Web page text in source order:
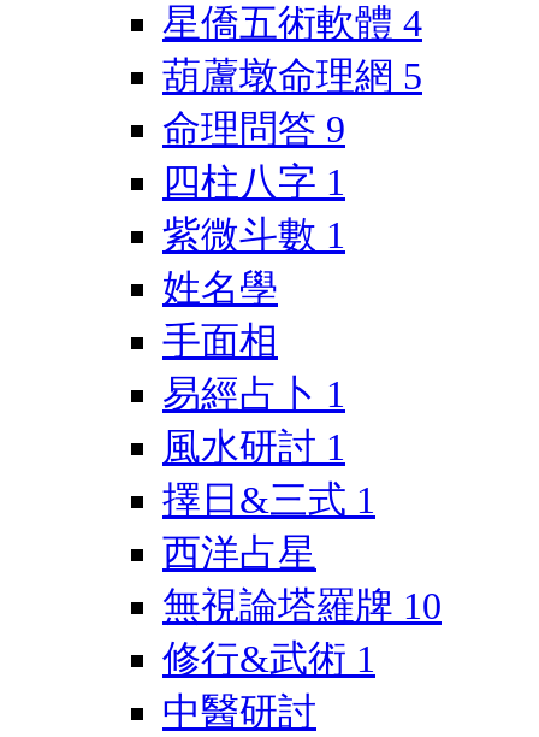
星僑五術軟體 4
葫蘆墩命理網 5
命理問答 9
四柱八字 1
紫微斗數 1
姓名學
手面相
易經占卜 1
風水研討 1
擇日&三式 1
西洋占星
無視論塔羅牌 10
修行&武術 1
中醫研討